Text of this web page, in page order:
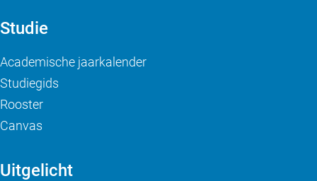
Studie
Academische jaarkalender
Studiegids
Rooster
Canvas
Uitgelicht